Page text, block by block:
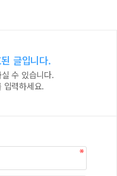
글입니다.
수 있습니다.
입력하세요.